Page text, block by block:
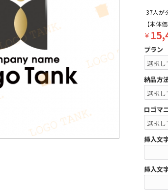
37人が
【本体価
￥
プラン
納品方
ロゴマ
挿入文
挿入文